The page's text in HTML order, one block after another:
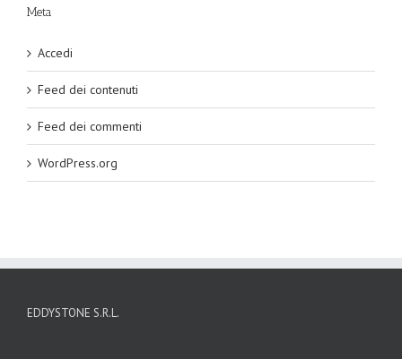
Meta
Accedi
Feed dei contenuti
Feed dei commenti
WordPress.org
EDDYSTONE S.R.L.